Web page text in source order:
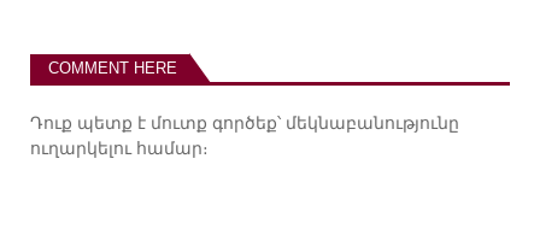
COMMENT HERE
Դուք պետք է մուտք գործեք՝ մեկնաբանությունը
ուղարկելու համար։